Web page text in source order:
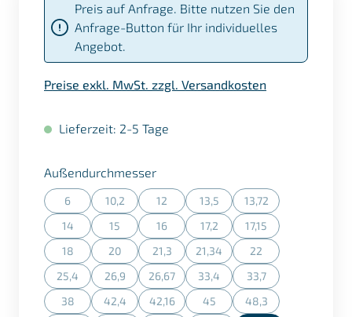
Preis auf Anfrage. Bitte nutzen Sie den
Anfrage-Button für Ihr individuelles
Angebot.
Preise exkl. MwSt. zzgl. Versandkosten
Lieferzeit: 2-5 Tage
Außendurchmesserauswählen
6
(Diese Option ist zurzeit nicht verfügbar.)
10,2
(Diese Option ist zurzeit nicht verfügbar.)
12
(Diese Option ist zurzeit nicht verfügbar.)
13,5
(Diese Option ist zurzeit nicht
13,72
(Diese Option ist
14
(Diese Option ist zurzeit nicht verfügbar.)
15
(Diese Option ist zurzeit nicht verfügbar.)
16
(Diese Option ist zurzeit nicht verfügbar.)
17,2
(Diese Option ist zurzeit nicht
17,15
(Diese Option ist
18
(Diese Option ist zurzeit nicht verfügbar.)
20
(Diese Option ist zurzeit nicht verfügbar.)
21,3
(Diese Option ist zurzeit nicht verfügbar.)
21,34
(Diese Option ist zurzeit nicht
22
(Diese Option ist
25,4
(Diese Option ist zurzeit nicht verfügbar.)
26,9
(Diese Option ist zurzeit nicht verfügbar.)
26,67
(Diese Option ist zurzeit nicht verfügbar.)
33,4
(Diese Option ist zurzeit nicht
33,7
(Diese Option ist
38
(Diese Option ist zurzeit nicht verfügbar.)
42,4
(Diese Option ist zurzeit nicht verfügbar.)
42,16
(Diese Option ist zurzeit nicht verfügbar.)
45
(Diese Option ist zurzeit nicht
48,3
(Diese Option ist